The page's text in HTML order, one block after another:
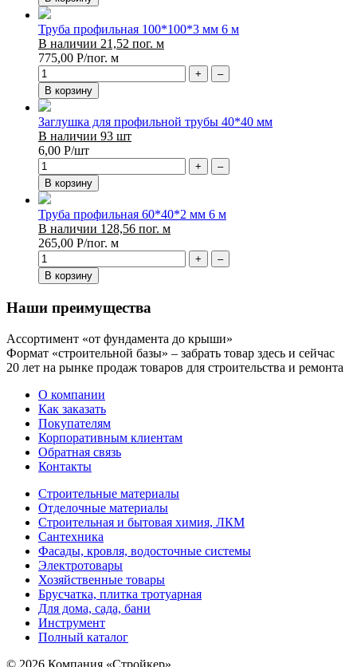
Труба профильная 100*100*3 мм 6 м
В наличии 21,52 пог. м
775,00 Р/пог. м
+
–
В корзину
Заглушка для профильной трубы 40*40 мм
В наличии 93 шт
6,00 Р/шт
+
–
В корзину
Труба профильная 60*40*2 мм 6 м
В наличии 128,56 пог. м
265,00 Р/пог. м
+
–
В корзину
Наши преимущества
Ассортимент «от фундамента до крыши»
Формат «строительной базы» – забрать товар здесь и сейчас
20 лет на рынке продаж товаров для строительства и ремонта
О компании
Как заказать
Покупателям
Корпоративным клиентам
Обратная связь
Контакты
Строительные материалы
Отделочные материалы
Строительная и бытовая химия, ЛКМ
Сантехника
Фасады, кровля, водосточные системы
Электротовары
Хозяйственные товары
Брусчатка, плитка тротуарная
Для дома, сада, бани
Инструмент
Полный каталог
© 2026 Компания «Стройкер»